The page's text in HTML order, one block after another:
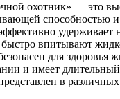
охотник» — это
способностью
удерживает
впитывают
для
и имеет
в